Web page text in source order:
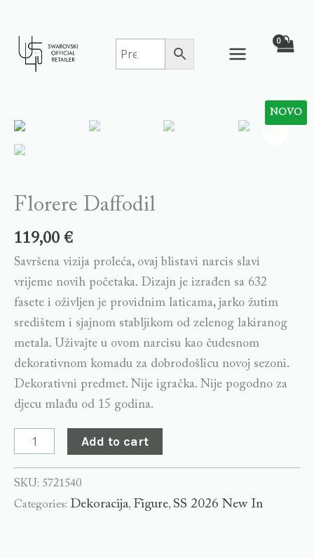
content
NOVO
Florere Daffodil
119,00 €
Savršena vizija proleća, ovaj blistavi narcis slavi
vrijeme novih početaka. Dizajn je izrađen sa 632
fasete i oživljen je providnim laticama, jarko žutim
središtem i sjajnom stabljikom od zelenog lakiranog
metala. Uživajte u ovom narcisu kao čudesnom
dekorativnom komadu za dobrodošlicu novoj sezoni.
Dekorativni predmet. Nije igračka. Nije pogodno za
djecu mlađu od 15 godina.
quantity
Add to cart
SKU: 5721540
Categories: Dekoracija, Figure, SS 2026 New In